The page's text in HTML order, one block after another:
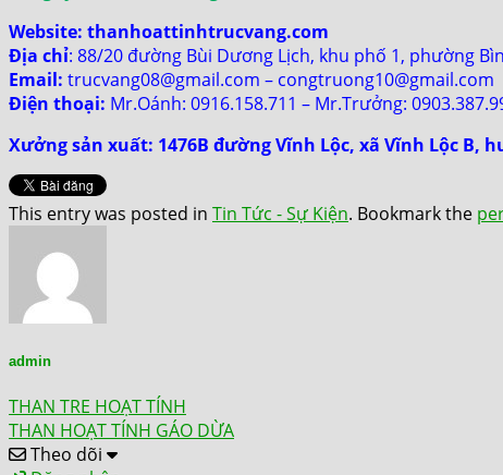
Website: thanhoattinhtrucvang.com
Địa chỉ: 88/20 đường Bùi Dương Lịch, khu phố 1, phường
Email: trucvang08@gmail.com – congtruong10@gmail.com
Điện thoại: Mr.Oánh: 0916.158.711 – Mr.Trưởng:
Xưởng sản xuất: 1476B đường Vĩnh Lộc, xã Vĩnh Lộc B,
This entry was posted in Tin Tức - Sự Kiện. Bookmark the
admin
THAN TRE HOẠT TÍNH
THAN HOẠT TÍNH GÁO DỪA
Theo dõi